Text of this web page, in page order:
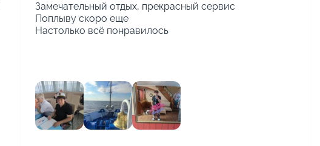
Замечательный отдых, прекрасный сервис
Поплыву скоро еще
Настолько всё понравилось